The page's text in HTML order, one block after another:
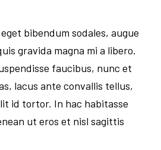
bibendum sodales, augue
gravida magna mi a libero.
faucibus, nunc et
lacus ante convallis tellus,
id tortor. In hac habitasse
ut eros et nisl sagittis